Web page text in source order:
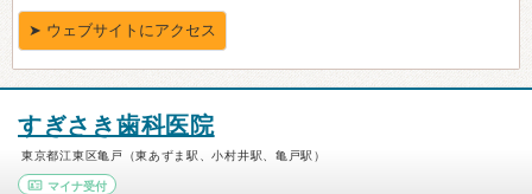
すぎさき歯科医院
東京都江東区亀戸（東あずま駅、小村井駅、亀戸駅）
マイナ受付